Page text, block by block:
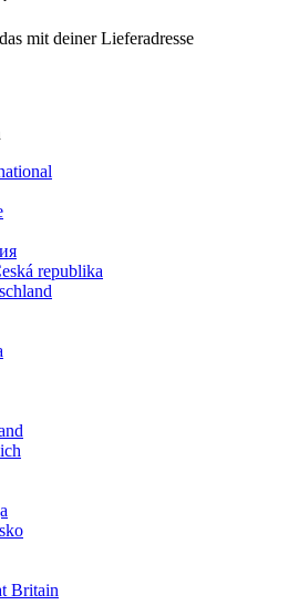
mit deiner Lieferadresse
republika
Britain